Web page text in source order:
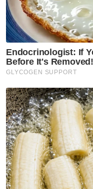
memastikan
“Organisasi lain
pendekatan ini
tidak merasa
hati terhadap gaji
“Individu yang
tanam dalam
bahawa Malaysia
tetapi jika masih
bawah meja, kita
katanya.
Artikel Berkaitan: